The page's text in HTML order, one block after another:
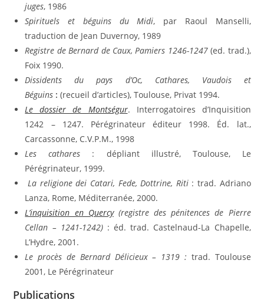
juges, 1986
Spirituels et béguins du Midi, par Raoul Manselli,
traduction de Jean Duvernoy, 1989
Registre de Bernard de Caux, Pamiers 1246-1247(ed. trad.),
Foix 1990.
Dissidents du pays d’Oc, Cathares, Vaudois et
Béguins :(recueil d’articles), Toulouse, Privat 1994.
Le dossier de Montségur. Interrogatoires d’Inquisition
1242 – 1247. Pérégrinateur éditeur 1998. Éd. lat.,
Carcassonne, C.V.P.M., 1998
Les cathares : dépliant illustré, Toulouse, Le
Pérégrinateur, 1999.
La religione dei Catari, Fede, Dottrine, Riti: trad. Adriano
Lanza, Rome, Méditerranée, 2000.
L’inquisition en Quercy(registre des pénitences de Pierre
Cellan – 1241-1242): éd. trad. Castelnaud-La Chapelle,
L’Hydre, 2001.
Le procès de Bernard Délicieux – 1319 : trad. Toulouse
2001, Le Pérégrinateur
Publications